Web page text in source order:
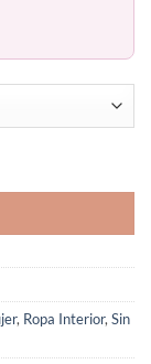
, Ropa Interior, Sin